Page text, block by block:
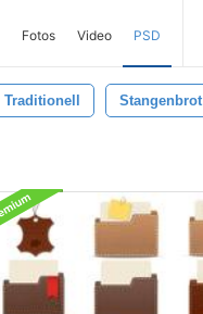
Fotos Video PSD
Traditionell Stangenbrot